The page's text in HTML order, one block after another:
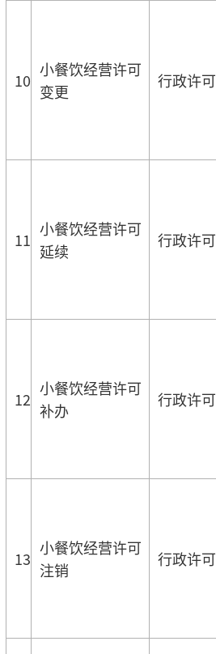
10
小餐饮经营许可
变更
行政许可
11
小餐饮经营许可
延续
行政许可
12
小餐饮经营许可
补办
行政许可
13
小餐饮经营许可
注销
行政许可